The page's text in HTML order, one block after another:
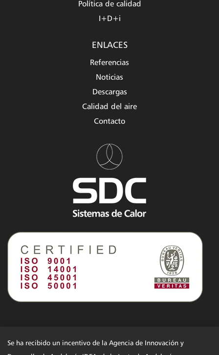
Política de calidad
I+D+i
ENLACES
Referencias
Noticias
Descargas
Calidad del aire
Contacto
Se ha recibido un incentivo de la Agencia de Innovación y